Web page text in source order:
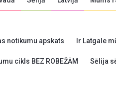
notikumu apskats Ir Latgale
cikls BEZ ROBEŽĀM Sēlija